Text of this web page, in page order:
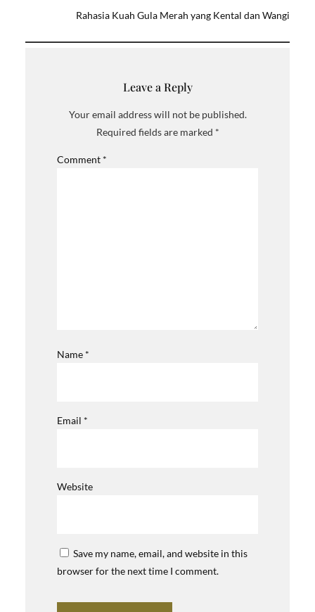
Rahasia Kuah Gula Merah yang Kental dan Wangi
Leave a Reply
Your email address will not be published.
Required fields are marked *
Comment *
Name *
Email *
Website
Save my name, email, and website in this
browser for the next time I comment.